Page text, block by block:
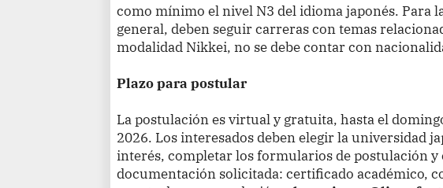
como mínimo el nivel N3 del idioma japonés. Para
general, deben seguir carreras con temas
modalidad Nikkei, no se debe contar con
Plazo para postular
La postulación es virtual y gratuita, hasta el
2026. Los interesados deben elegir la universidad
interés, completar los formularios de postulación y
documentación solicitada: certificado académico,